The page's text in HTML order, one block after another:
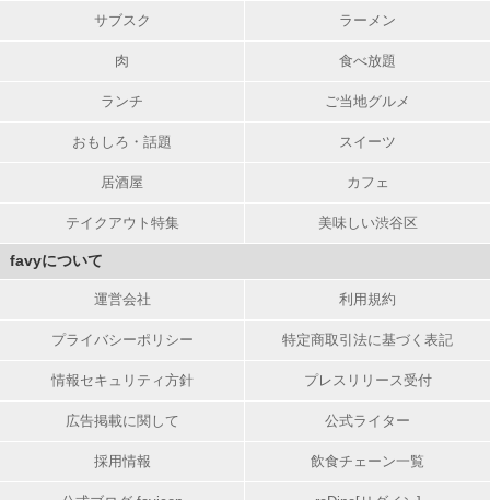
サブスク ラーメン
肉 食べ放題
ランチ ご当地グルメ
おもしろ・話題 スイーツ
居酒屋 カフェ
テイクアウト特集 美味しい渋谷区
favyについて
運営会社 利用規約
プライバシーポリシー 特定商取引法に基づく表記
情報セキュリティ方針 プレスリリース受付
広告掲載に関して 公式ライター
採用情報 飲食チェーン一覧